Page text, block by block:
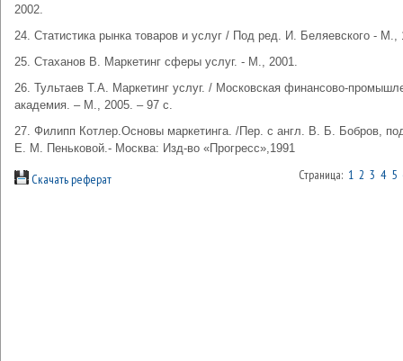
2002.
24. Статистика рынка товаров и услуг / Под ред. И. Беляевского - М.,
25. Стаханов В. Маркетинг сферы услуг. - М., 2001.
26. Тультаев Т.А. Маркетинг услуг. / Московская финансово-
академия. – М., 2005. – 97 с.
27. Филипп Котлер.Основы маркетинга. /Пер. с англ. В. Б. Бобров,
Е. М. Пеньковой.- Москва: Изд-во «Прогресс»,1991
Скачать реферат Страница: 1 2 3 4 5